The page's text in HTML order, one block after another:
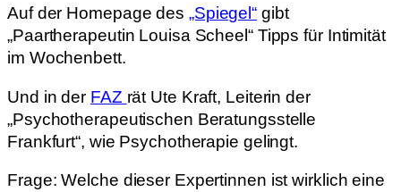
Auf der Homepage des „Spiegel“ gibt
„Paartherapeutin Louisa Scheel“ Tipps für Intimität
im Wochenbett.
Und in der FAZ rät Ute Kraft, Leiterin der
„Psychotherapeutischen Beratungsstelle
Frankfurt“, wie Psychotherapie gelingt.
Frage: Welche dieser Expertinnen ist wirklich eine